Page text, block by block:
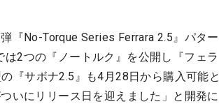
『No-Torque Series Ferrara 2.5』パター
2つの『ノートルク』を公開し『フェラ
『サボナ2.5』も4月28日から購入可能と
いにリリース日を迎えました」と開発に